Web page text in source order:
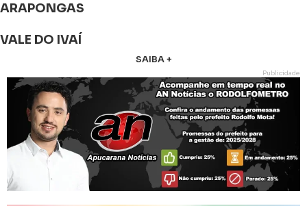
ARAPONGAS
VALE DO IVAÍ
SAIBA +
Publicidade